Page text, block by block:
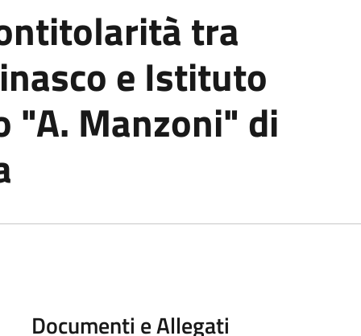
tra
e Istituto
"A. Manzoni" di
Documenti e Allegati